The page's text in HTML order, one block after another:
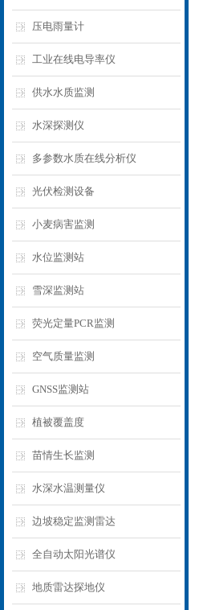
压电雨量计
工业在线电导率仪
供水水质监测
水深探测仪
多参数水质在线分析仪
光伏检测设备
小麦病害监测
水位监测站
雪深监测站
荧光定量PCR监测
空气质量监测
GNSS监测站
植被覆盖度
苗情生长监测
水深水温测量仪
边坡稳定监测雷达
全自动太阳光谱仪
地质雷达探地仪